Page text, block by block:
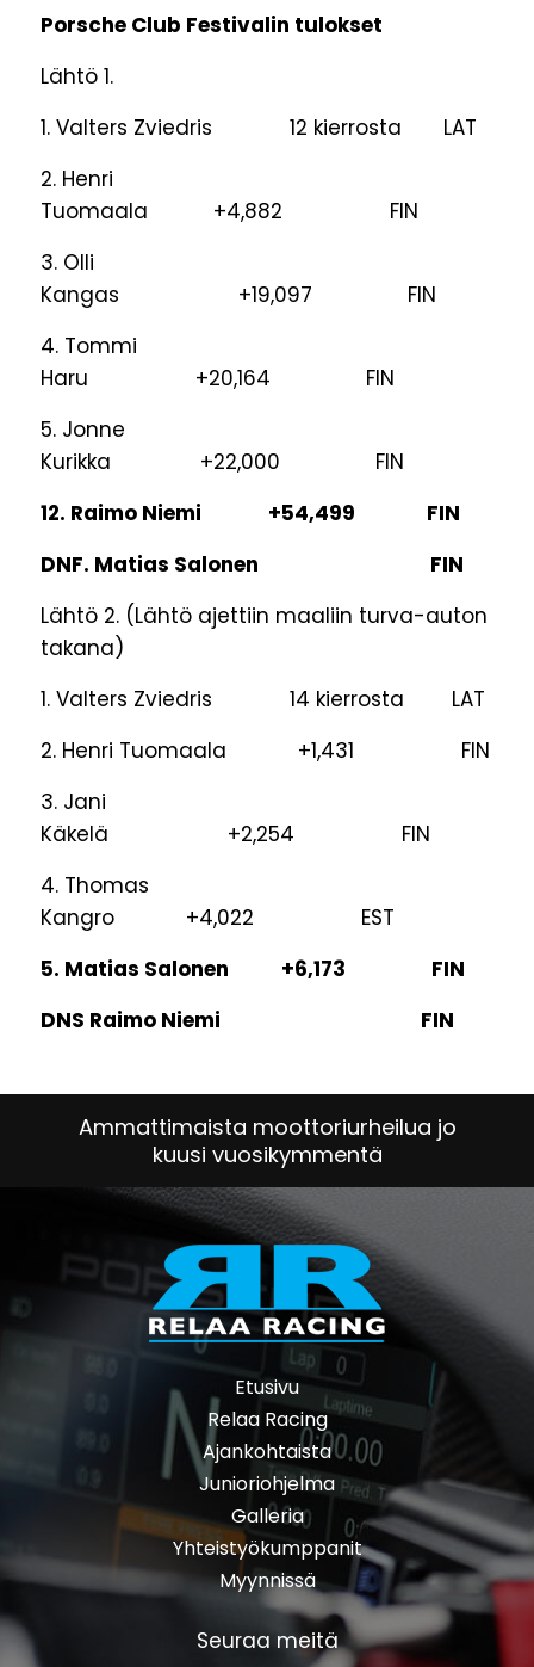
Porsche Club Festivalin tulokset
Lähtö 1.
1. Valters Zviedris 12 kierrosta LAT
2. Henri
Tuomaala +4,882 FIN
3. Olli
Kangas +19,097 FIN
4. Tommi
Haru +20,164 FIN
5. Jonne
Kurikka +22,000 FIN
12. Raimo Niemi +54,499 FIN
DNF. Matias Salonen FIN
Lähtö 2. (Lähtö ajettiin maaliin turva-auton
takana)
1. Valters Zviedris 14 kierrosta LAT
2. Henri Tuomaala +1,431 FIN
3. Jani
Käkelä +2,254 FIN
4. Thomas
Kangro +4,022 EST
5. Matias Salonen +6,173 FIN
DNS Raimo Niemi FIN
Ammattimaista moottoriurheilua jo
kuusi vuosikymmentä
Etusivu
Relaa Racing
Ajankohtaista
Junioriohjelma
Galleria
Yhteistyökumppanit
Myynnissä
Seuraa meitä